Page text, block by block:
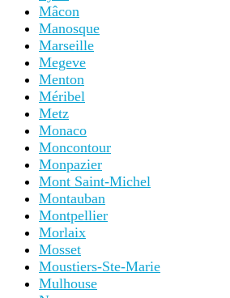
Mâcon
Manosque
Marseille
Megeve
Menton
Méribel
Metz
Monaco
Moncontour
Monpazier
Mont Saint-Michel
Montauban
Montpellier
Morlaix
Mosset
Moustiers-Ste-Marie
Mulhouse